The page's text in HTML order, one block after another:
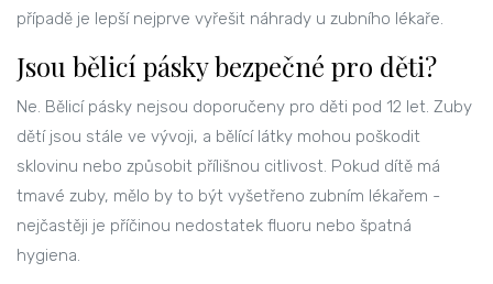
případě je lepší nejprve vyřešit náhrady u zubního lékaře.
Jsou bělicí pásky bezpečné pro děti?
Ne. Bělicí pásky nejsou doporučeny pro děti pod 12 let. Zuby
dětí jsou stále ve vývoji, a bělící látky mohou poškodit
sklovinu nebo způsobit přílišnou citlivost. Pokud dítě má
tmavé zuby, mělo by to být vyšetřeno zubním lékařem -
nejčastěji je příčinou nedostatek fluoru nebo špatná
hygiena.